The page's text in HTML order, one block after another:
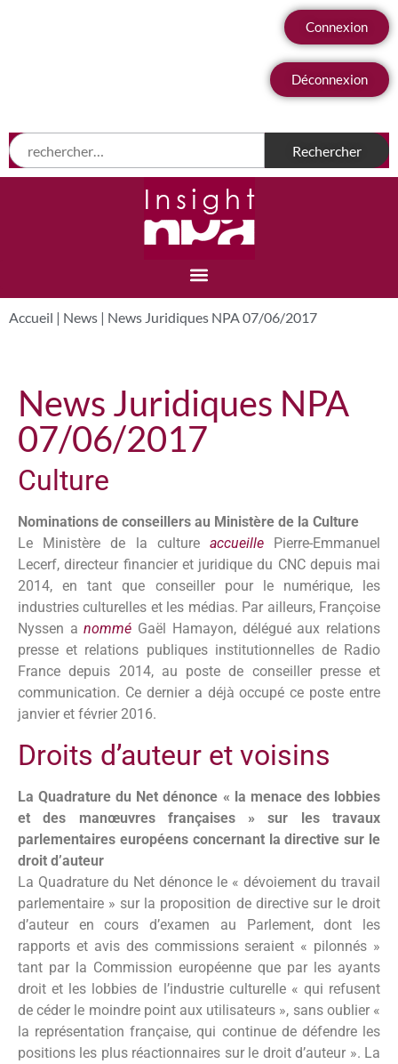
Connexion
Déconnexion
Accueil | News | News Juridiques NPA 07/06/2017
News Juridiques NPA
07/06/2017
Culture
Nominations de conseillers au Ministère de la Culture
Le Ministère de la culture accueillePierre-Emmanuel
Lecerf, directeur financier et juridique du CNC depuis mai
2014, en tant que conseiller pour le numérique, les
industries culturelles et les médias. Par ailleurs, Françoise
Nyssen anommé Gaël Hamayon, délégué aux relations
presse et relations publiques institutionnelles de Radio
France depuis 2014, au poste de conseiller presse et
communication. Ce dernier a déjà occupé ce poste entre
janvier et février 2016.
Droits d’auteur et voisins
La Quadrature du Net dénonce « la menace des lobbies
et des manœuvres françaises » sur les travaux
parlementaires européens concernant la directive sur le
droit d’auteur
La Quadrature du Net dénonce le « dévoiement du travail
parlementaire » sur la proposition de directive sur le droit
d’auteur en cours d’examen au Parlement, dont les
rapports et avis des commissions seraient « pilonnés »
tant par la Commission européenne que par les ayants
droit et les lobbies de l’industrie culturelle « qui refusent
de céder le moindre point aux utilisateurs », sans oublier «
la représentation française, qui continue de défendre les
positions les plus réactionnaires sur le droit d’auteur ». La